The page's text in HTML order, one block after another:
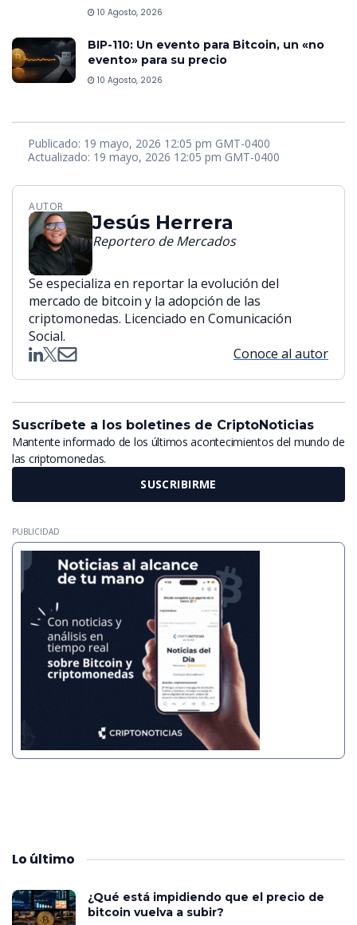
10 Agosto, 2026
BIP-110: Un evento para Bitcoin, un «no
evento» para su precio
10 Agosto, 2026
Publicado: 19 mayo, 2026 12:05 pm GMT-0400
Actualizado: 19 mayo, 2026 12:05 pm GMT-0400
AUTOR
Jesús Herrera
Reportero de Mercados
Se especializa en reportar la evolución del
mercado de bitcoin y la adopción de las
criptomonedas. Licenciado en Comunicación
Social.
Conoce al autor
Suscríbete a los boletines de CriptoNoticias
Mantente informado de los últimos acontecimientos del mundo de
las criptomonedas.
SUSCRIBIRME
PUBLICIDAD
Lo último
¿Qué está impidiendo que el precio de
bitcoin vuelva a subir?